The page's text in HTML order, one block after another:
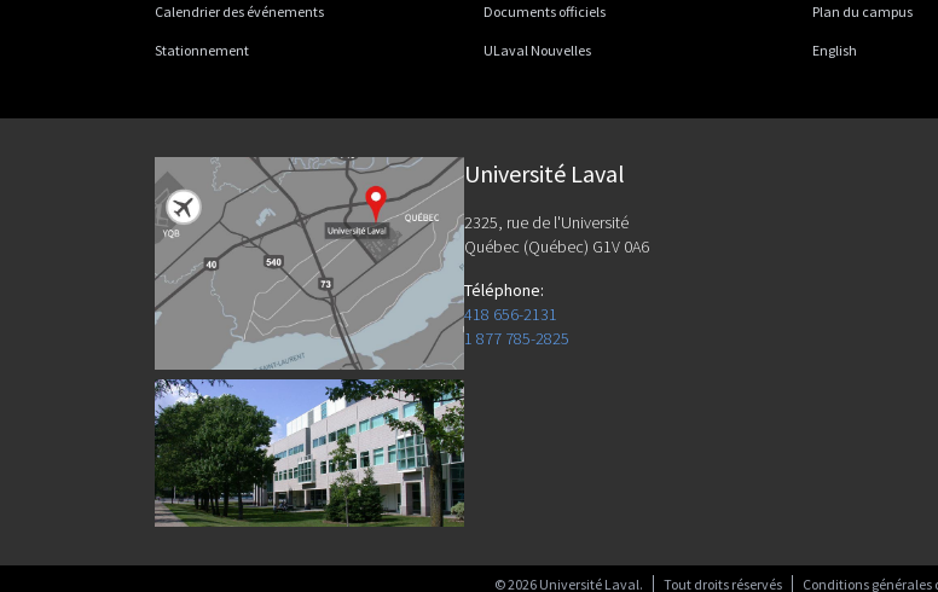
Calendrier des événements Documents officiels Plan du campus
Stationnement ULaval Nouvelles English
Université Laval
2325, rue de l'Université
Québec (Québec) G1V 0A6
Téléphone:
418 656-2131
1 877 785-2825
©2026Université Laval. Tout droits réservés Conditions